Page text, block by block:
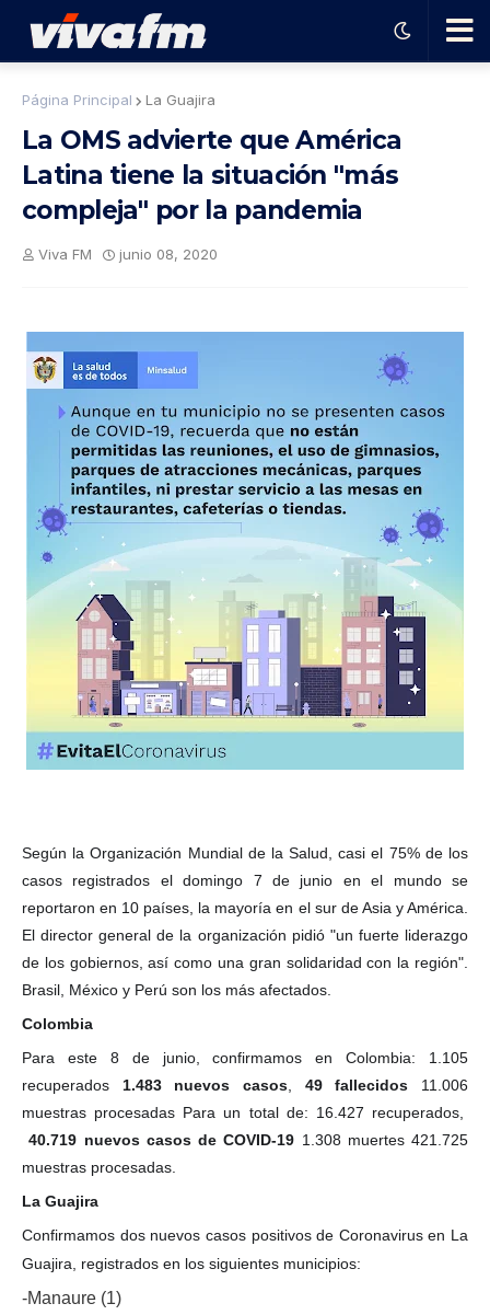
Ha
el
pro
gra
ma
Página Principal La Guajira
La OMS advierte que América
Latina tiene la situación "más
compleja" por la pandemia
Viva FM junio 08, 2020
Según la Organización Mundial de la Salud, casi el 75% de los
casos registrados el domingo 7 de junio en el mundo se
reportaron en 10 países, la mayoría en el sur de Asia y América.
El director general de la organización pidió "un fuerte liderazgo
de los gobiernos, así como una gran solidaridad con la región".
Brasil, México y Perú son los más afectados.
Colombia
Para este 8 de junio, confirmamos en Colombia: 1.105
recuperados 1.483 nuevos casos 49 fallecidos 11.006
muestras procesadas Para un total de: 16.427 recuperados,
40.719 nuevos casos de COVID-19 1.308 muertes 421.725
muestras procesadas.
La Guajira
Confirmamos dos nuevos casos positivos de Coronavirus en La
Guajira, registrados en los siguientes municipios:
-Manaure (1)